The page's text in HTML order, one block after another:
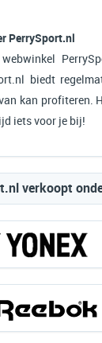
PerrySport.nl
biedt
kan profiteren.
iets voor je bij!
verkoopt